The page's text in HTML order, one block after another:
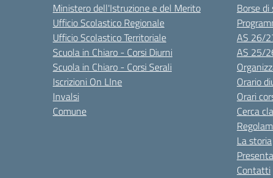
Ministero dell'Istruzione e del Merito
Ufficio Scolastico Regionale
Ufficio Scolastico Territoriale
Scuola in Chiaro - Corsi Diurni
Scuola in Chiaro - Corsi Serali
Iscrizioni On LIne
Invalsi
Comune
Borse
AS 26/
AS 25/
Orario
Orari
Cerca
La storia
Contatti